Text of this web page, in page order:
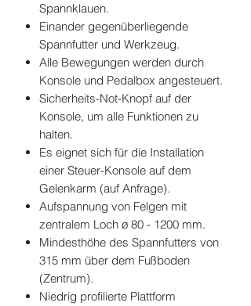
Spannklauen.
Einander gegenüberliegende
Spannfutter und Werkzeug.
Alle Bewegungen werden durch
Konsole und Pedalbox angesteuert.
Sicherheits-Not-Knopf auf der
Konsole, um alle Funktionen zu
halten.
Es eignet sich für die Installation
einer Steuer-Konsole auf dem
Gelenkarm (auf Anfrage).
Aufspannung von Felgen mit
zentralem Loch ø 80 - 1200 mm.
Mindesthöhe des Spannfutters von
315 mm über dem Fußboden
(Zentrum).
Niedrig profilierte Plattform